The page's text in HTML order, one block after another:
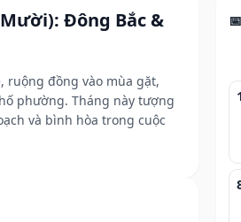
Đông Bắc &
đồng vào mùa gặt,
phường. Tháng này tượng
và bình hòa trong cuộc